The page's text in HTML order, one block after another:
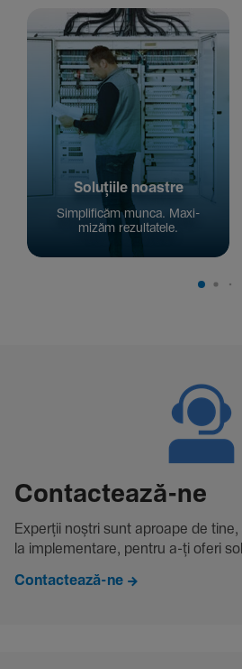
Solu­țiile noastre
Simpli­ficăm munca. Maxi­
mizăm rezul­ta­tele.
Contac­tează-ne
Experții noștri sunt aproape de
la imple­men­tare, pentru a-ți oferi
Contactează-ne